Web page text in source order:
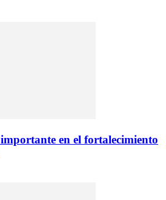
en el fortalecimiento